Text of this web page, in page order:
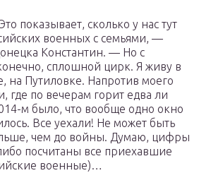
показывает, сколько у нас тут
военных с семьями, —
Константин. — Но с
сплошной цирк. Я живу в
на Путиловке. Напротив моего
где по вечерам горит едва ли
м было, что вообще одно окно
Все уехали! Не может быть
чем до войны. Думаю, цифры
посчитаны все приехавшие
военные)…